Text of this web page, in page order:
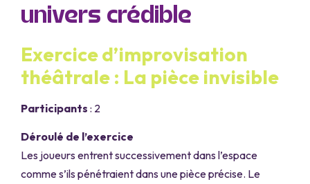
univers crédible
Exercice d’improvisation
théâtrale : La pièce invisible
Participants : 2
Déroulé de l’exercice
Les joueurs entrent successivement dans l’espace
comme s’ils pénétraient dans une pièce précise. Le